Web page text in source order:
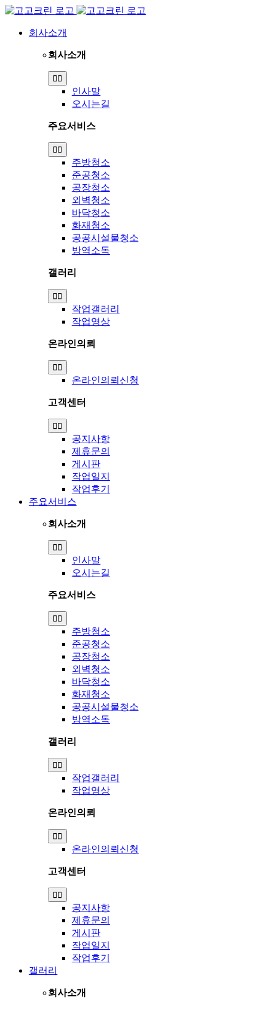
Skip
content회사소개
회사소개
Toggle
Navigation
인사말
오시는길
주요서비스
Toggle
Navigation
주방청소
준공청소
공장청소
외벽청소
바닥청소
화재청소
공공시설물청소
방역소독
갤러리
Toggle
Navigation
작업갤러리
작업영상
온라인의뢰
Toggle
Navigation
온라인의뢰신청
고객센터
Toggle
Navigation
공지사항
제휴문의
게시판
작업일지
작업후기
주요서비스
회사소개
Toggle
Navigation
인사말
오시는길
주요서비스
Toggle
Navigation
주방청소
준공청소
공장청소
외벽청소
바닥청소
화재청소
공공시설물청소
방역소독
갤러리
Toggle
Navigation
작업갤러리
작업영상
온라인의뢰
Toggle
Navigation
온라인의뢰신청
고객센터
Toggle
Navigation
공지사항
제휴문의
게시판
작업일지
작업후기
갤러리
회사소개